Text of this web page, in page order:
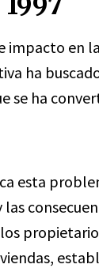
impacto en
ha
se ha
esta